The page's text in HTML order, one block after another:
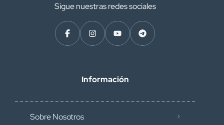
Sigue nuestras redes sociales
Información
Sobre Nosotros